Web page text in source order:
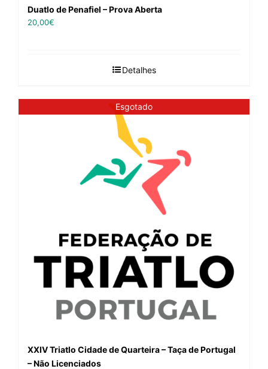
Duatlo de Penafiel – Prova Aberta
20,00€
Detalhes
Esgotado
XXIV Triatlo Cidade de Quarteira – Taça de Portugal
– Não Licenciados